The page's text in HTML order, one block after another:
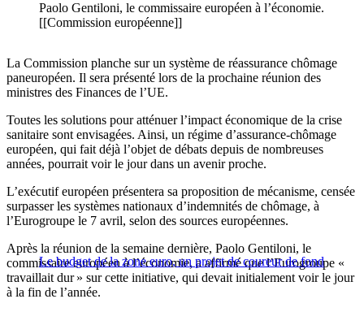
Paolo Gentiloni, le commissaire européen à l’économie.
[[Commission européenne]]
La Commission planche sur un système de réassurance chômage
paneuropéen. Il sera présenté lors de la prochaine réunion des
ministres des Finances de l’UE.
Toutes les solutions pour atténuer l’impact économique de la crise
sanitaire sont envisagées. Ainsi, un régime d’assurance-chômage
européen, qui fait déjà l’objet de débats depuis de nombreuses
années, pourrait voir le jour dans un avenir proche.
L’exécutif européen présentera sa proposition de mécanisme, censée
surpasser les systèmes nationaux d’indemnités de chômage, à
l’Eurogroupe le 7 avril, selon des sources européennes.
Le budget de la zone euro, un projet de coureur de fond
Après la réunion de la semaine dernière, Paolo Gentiloni, le
commissaire européen à l’économie, a affirmé que l’Eurogroupe «
travaillait dur » sur cette initiative, qui devait initialement voir le jour
à la fin de l’année.